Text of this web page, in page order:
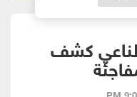
كشف